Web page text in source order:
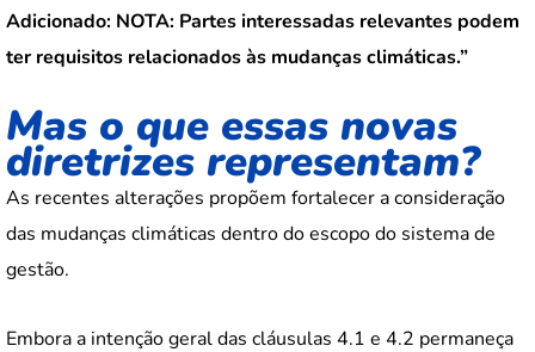
Adicionado: NOTA: Partes interessadas relevantes podem
ter requisitos relacionados às mudanças climáticas.”
Mas o que essas novas
diretrizes representam?
As recentes alterações propõem fortalecer a consideração
das mudanças climáticas dentro do escopo do sistema de
gestão.
Embora a intenção geral das cláusulas 4.1 e 4.2 permaneça